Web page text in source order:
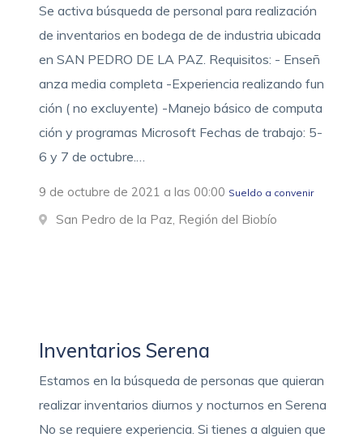
Se activa búsqueda de personal para realización
de inventarios en bodega de de industria ubicada
en SAN PEDRO DE LA PAZ. Requisitos: - Enseñ
anza media completa -Experiencia realizando fun
ción ( no excluyente) -Manejo básico de computa
ción y programas Microsoft Fechas de trabajo: 5-
6 y 7 de octubre.…
9 de octubre de 2021 a las 00:00 Sueldo a convenir
San Pedro de la Paz, Región del Biobío
Inventarios Serena
Estamos en la búsqueda de personas que quieran
realizar inventarios diurnos y nocturnos en Serena
No se requiere experiencia. Si tienes a alguien que